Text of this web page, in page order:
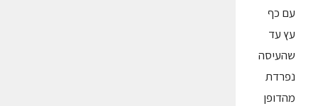
עם כף
עץ עד
שהעיסה
נפרדת
מהדופן